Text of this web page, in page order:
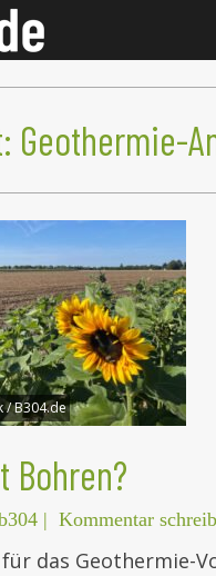
Geothermie-
/ B304.de
Bohren?
| Kommentar
das Geothermie-